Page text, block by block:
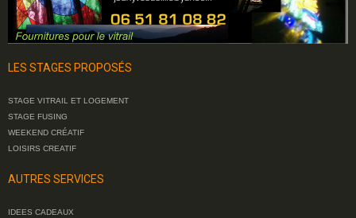
LES STAGES PROPOSÉS
STAGE VITRAIL ET LOGEMENT
STAGE FUSING
WEEKEND CRÉATIF
LOISIRS CREATIF
AUTRES SERVICES
IDEES CADEAUX